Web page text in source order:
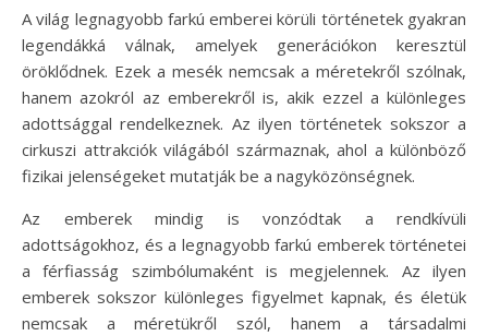
A világ legnagyobb farkú emberei körüli történetek gyakran
legendákká válnak, amelyek generációkon keresztül
öröklődnek. Ezek a mesék nemcsak a méretekről szólnak,
hanem azokról az emberekről is, akik ezzel a különleges
adottsággal rendelkeznek. Az ilyen történetek sokszor a
cirkuszi attrakciók világából származnak, ahol a különböző
fizikai jelenségeket mutatják be a nagyközönségnek.
Az emberek mindig is vonzódtak a rendkívüli
adottságokhoz, és a legnagyobb farkú emberek történetei
a férfiasság szimbólumaként is megjelennek. Az ilyen
emberek sokszor különleges figyelmet kapnak, és életük
nemcsak a méretükről szól, hanem a társadalmi